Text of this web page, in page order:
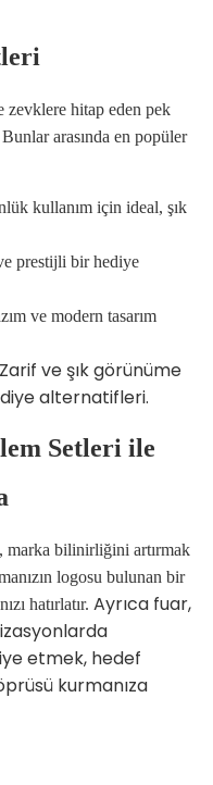
zevklere hitap eden pek
arasında en popüler
kullanım için ideal, şık
prestijli bir hediye
ve modern tasarım
Zarif ve şık görünüme
alternatifleri.
Setleri ile
, marka bilinirliğini artırmak
logosu bulunan bir
hatırlatır. Ayrıca fuar,
etmek, hedef
kurmanıza